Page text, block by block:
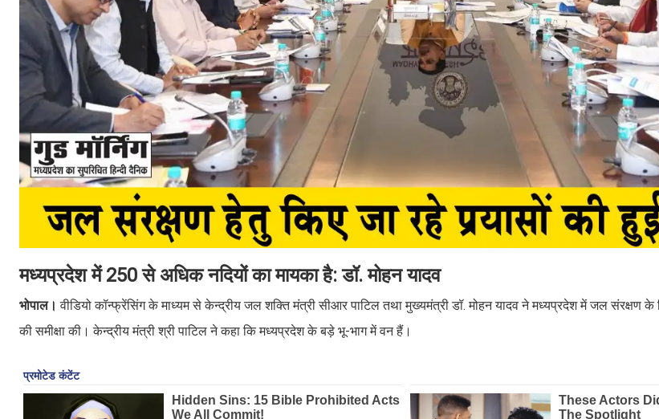
मध्यप्रदेश में 250 से अधिक नदियों का मायका है: डॉ. मोहन यादव
भोपाल।वीडियो कॉन्फ्रेंसिंग के माध्यम से केन्द्रीय जल शक्ति मंत्री सीआर पाटिल तथा मुख्यमंत्री डॉ. मोहन यादव ने मध्यप्रदेश में जल संरक्षण के
की समीक्षा की। केन्द्रीय मंत्री श्री पाटिल ने कहा कि मध्यप्रदेश के बड़े भू-भाग में वन हैं।